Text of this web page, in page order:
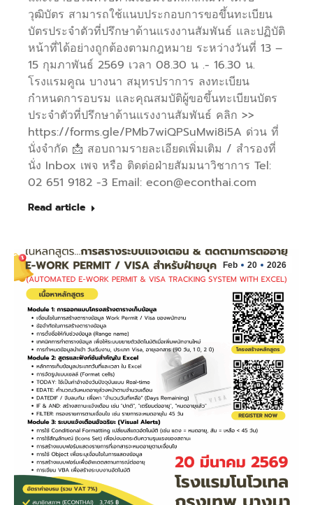
วุฒิบัตร สามารถใช้แนบประกอบการขอขึ้นทะเบียน
บัตรประจำตัวที่ปรึกษาด้านแรงงานสัมพันธ์ และปฏิบัติ
หน้าที่ได้อย่างถูกต้องตามกฎหมาย ระหว่างวันที่ 13 –
15 กุมภาพันธ์ 2569 เวลา 08.30 น .- 16.30 น.
โรงแรมคูณ บางนา สมุทรปราการ ลงทะเบียน
กำหนดการอบรม และคุณสมบัติผู้ขอขึ้นทะเบียนบัตร
ประจำตัวที่ปรึกษาด้านแรงงานสัมพันธ์ คลิก >>
https://forms.gle/PMb7wiQPSuMwi8i5A ด่วน ที่
นั่งจำกัด 📩 สอบถามรายละเอียดเพิ่มเติม / สำรองที่
นั่ง Inbox เพจ หรือ ติดต่อฝ่ายสัมมนาวิชาการ Tel:
02 651 9182 -3 Email: econ@econthai.com
Read article
Feb 20 2026